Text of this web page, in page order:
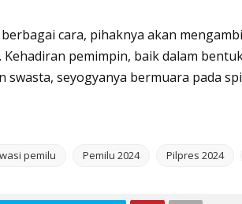
cara, pihaknya akan
pemimpin, baik dalam
seyogyanya bermuara pada
pemilu Pemilu 2024 Pilpres 2024